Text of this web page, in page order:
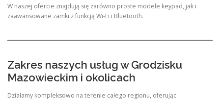
W naszej ofercie znajdują się zarówno proste modele keypad, jak i
zaawansowane zamki z funkcją Wi-Fi i Bluetooth.
Zakres naszych usług w Grodzisku
Mazowieckim i okolicach
Działamy kompleksowo na terenie całego regionu, oferując: